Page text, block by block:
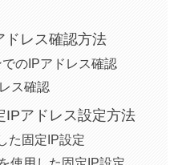
ドレス確認方法
のIPアドレス確認
ス確認
IPアドレス設定方法
た固定IP設定